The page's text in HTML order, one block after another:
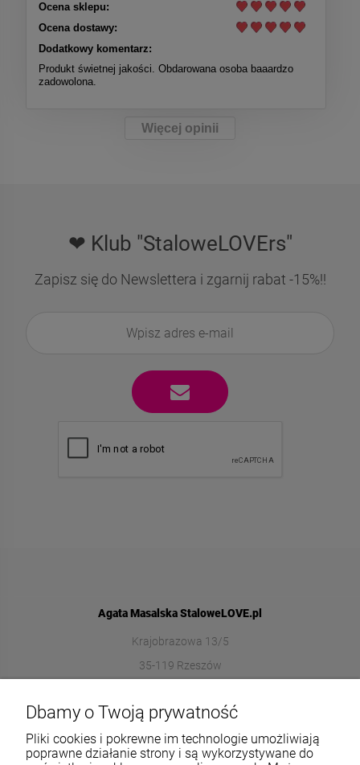
Ocena sklepu:
Ocena dostawy:
Dodatkowy komentarz:
Produkt świetnej jakości. Obdarowana osoba baaardzo
zadowolona.
Więcej opinii
❤ Klub "StaloweLOVErs"
Zapisz się do Newslettera i zgarnij rabat -15%!!
Agata Masalska StaloweLOVE.pl
Krajobrazowa 13/5
35-119 Rzeszów
572989669
Dbamy o Twoją prywatność
Pliki cookies i pokrewne im technologie umożliwiają
poprawne działanie strony i są wykorzystywane do